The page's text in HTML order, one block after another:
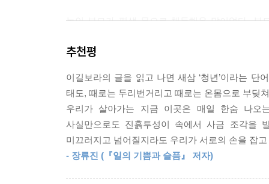
--- p.192
“여기서 산다고 꼭 이 사회에 소속감을 느낄 필요
느껴서인 건 아니거든요. 소속감을 느끼는 대상이
있죠. 보라씨한테는 지금의 학교처럼요.”
--- p.223
농인 부모가 평생 몸으로 체득해온 말이었다. 부
정상과 비정상을 가르는 게 의미가 없는 사회
이 책은 낯선 세계와 맞닥뜨린 한 젊은 여성 창
깨뜨려나가는 성장기다. 필름아카데미 석사과정
여성 영화감독’이라는 맥락이 네덜란드에서는 전
“사진 속 이 동작 보이시죠? 주먹 쥔 오른손을 왼
추천평
이길보라의 글을 읽고 나면 새삼 ‘청년’이라는
태도, 때로는 두리번거리고 때로는 온몸으로 부딪
우리가 살아가는 지금 이곳은 매일 한숨 나오
사실만으로도 진흙투성이 속에서 사금 조각을
미끄러지고 넘어질지라도 우리가 서로의 손을 잡
- 장류진 (『일의 기쁨과 슬픔』 저자)